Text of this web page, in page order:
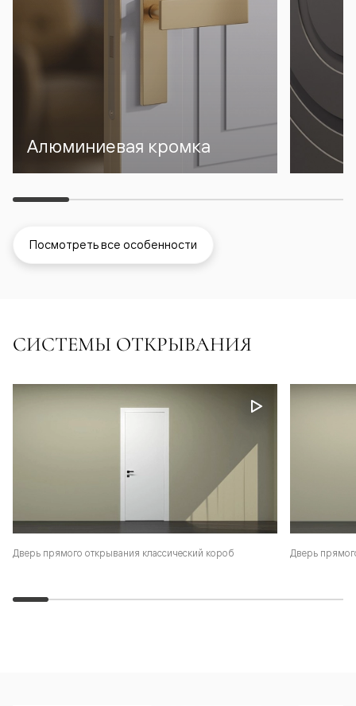
Алюминиевая кромка
Посмотреть все особенности
СИСТЕМЫ ОТКРЫВАНИЯ
Дверь прямого открывания классический короб Дверь